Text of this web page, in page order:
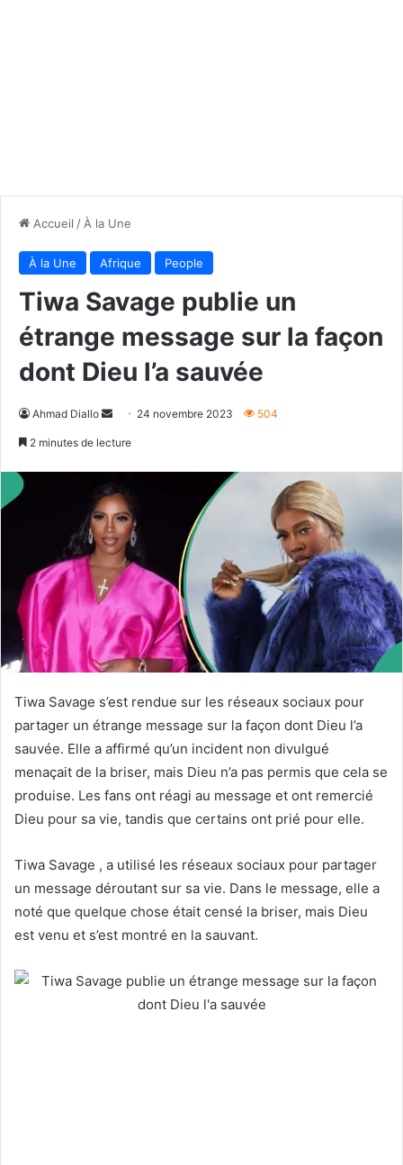
Accueil / À la Une
À la Une Afrique People
Tiwa Savage publie un
étrange message sur la façon
dont Dieu l’a sauvée
Ahmad Diallo
Envoyer24 novembre 2023 504
2 minutes de lecture
Tiwa Savage s’est rendue sur les réseaux sociaux pour
partager un étrange message sur la façon dont Dieu l’a
sauvée. Elle a affirmé qu’un incident non divulgué
menaçait de la briser, mais Dieu n’a pas permis que cela se
produise. Les fans ont réagi au message et ont remercié
Dieu pour sa vie, tandis que certains ont prié pour elle.
Tiwa Savage , a utilisé les réseaux sociaux pour partager
un message déroutant sur sa vie. Dans le message, elle a
noté que quelque chose était censé la briser, mais Dieu
est venu et s’est montré en la sauvant.